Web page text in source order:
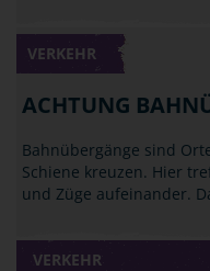
VERKEHR
ACHTUNG
Bahnübergänge sind
Schiene kreuzen. Hier
und Züge aufeinander.
VERKEHR